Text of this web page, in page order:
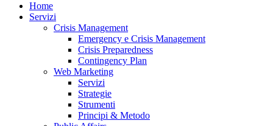
Home
Servizi
Crisis Management
Emergency e Crisis Management
Crisis Preparedness
Contingency Plan
Web Marketing
Servizi
Strategie
Strumenti
Principi & Metodo